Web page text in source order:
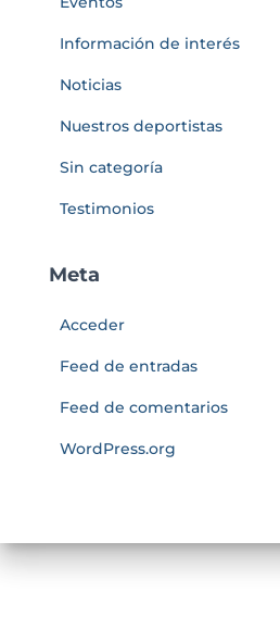
Información de interés
Noticias
Nuestros deportistas
Sin categoría
Testimonios
Meta
Acceder
Feed de entradas
Feed de comentarios
WordPress.org